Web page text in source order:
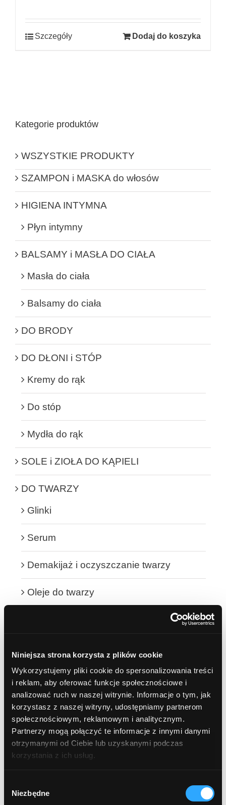
Niniejsza strona korzysta z plików cookie
Wykorzystujemy pliki cookie do spersonalizowania treści
i reklam, aby oferować funkcje społecznościowe i
analizować ruch w naszej witrynie. Informacje o tym, jak
korzystasz z naszej witryny, udostępniamy partnerom
społecznościowym, reklamowym i analitycznym.
Partnerzy mogą połączyć te informacje z innymi danymi
otrzymanymi od Ciebie lub uzyskanymi podczas
korzystania z ich usług.
zgody
Niezbędne
Dodaj do koszyka
Szczegóły
Kategorie produktów
SZAMPON i MASKA do włosów
HIGIENA INTYMNA
Płyn intymny
BALSAMY i MASŁA DO CIAŁA
Masła do ciała
Balsamy do ciała
DO BRODY
DO DŁONI i STÓP
Kremy do rąk
Do stóp
Mydła do rąk
SOLE i ZIOŁA DO KĄPIELI
DO TWARZY
Glinki
Serum
Demakijaż i oczyszczanie twarzy
Oleje do twarzy
NATURALNA APTECZKA
ŻELE I PEELINGI POD PRYSZNIC
Żele pod prysznic
Peelingi do ciała
WSZYSTKIE PRODUKTY